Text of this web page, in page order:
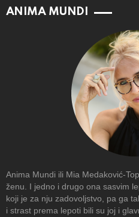
ANIMA MUNDI
Anima Mundi ili Mia Medaković-
ženu. I jedno i drugo ona sasvim
koji je za nju zadovoljstvo, pa ga
i strast prema lepoti bili su joj i